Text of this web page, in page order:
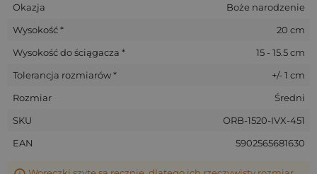
wielorazowego użytku. Po rozpakowaniu prezentu, mogą
Woreczki zamykane są wstążką satynową, co jest praktyczne
i estetyczne. To wartość dodana, którą Twoi klienci lub goście
Postaw na woreczki organza, eleganckie i praktyczne
rozwiązanie do pakowania.
Okazja
Boże narodzenie
Wysokość *
20 cm
Wysokość do ściągacza *
15 - 15.5 cm
Tolerancja rozmiarów *
+/- 1 cm
Rozmiar
Średni
SKU
ORB-1520-IVX-451
EAN
5902565681630